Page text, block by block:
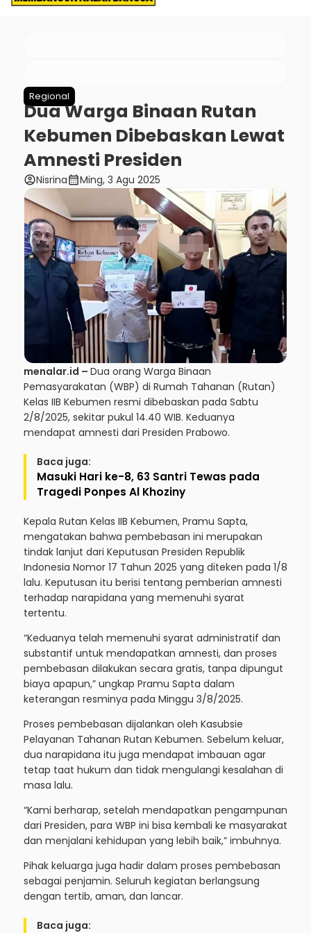
Regional
Dua Warga Binaan Rutan
Kebumen Dibebaskan Lewat
Amnesti Presiden
account_circleNisrinacalendar_monthMing, 3 Agu 2025
menalar.id – Dua orang Warga Binaan
Pemasyarakatan (WBP) di Rumah Tahanan (Rutan)
Kelas IIB Kebumen resmi dibebaskan pada Sabtu
2/8/2025, sekitar pukul 14.40 WIB. Keduanya
mendapat amnesti dari Presiden Prabowo.
Baca juga:
Masuki Hari ke-8, 63 Santri Tewas pada
Tragedi Ponpes Al Khoziny
Kepala Rutan Kelas IIB Kebumen, Pramu Sapta,
mengatakan bahwa pembebasan ini merupakan
tindak lanjut dari Keputusan Presiden Republik
Indonesia Nomor 17 Tahun 2025 yang diteken pada 1/8
lalu. Keputusan itu berisi tentang pemberian amnesti
terhadap narapidana yang memenuhi syarat
tertentu.
“Keduanya telah memenuhi syarat administratif dan
substantif untuk mendapatkan amnesti, dan proses
pembebasan dilakukan secara gratis, tanpa dipungut
biaya apapun,” ungkap Pramu Sapta dalam
keterangan resminya pada Minggu 3/8/2025.
Proses pembebasan dijalankan oleh Kasubsie
Pelayanan Tahanan Rutan Kebumen. Sebelum keluar,
dua narapidana itu juga mendapat imbauan agar
tetap taat hukum dan tidak mengulangi kesalahan di
masa lalu.
“Kami berharap, setelah mendapatkan pengampunan
dari Presiden, para WBP ini bisa kembali ke masyarakat
dan menjalani kehidupan yang lebih baik,” imbuhnya.
Pihak keluarga juga hadir dalam proses pembebasan
sebagai penjamin. Seluruh kegiatan berlangsung
dengan tertib, aman, dan lancar.
Baca juga: